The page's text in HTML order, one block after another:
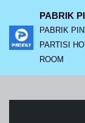
Lompat
ke
PABRIK
PABRIK
PARTISI
ROOM